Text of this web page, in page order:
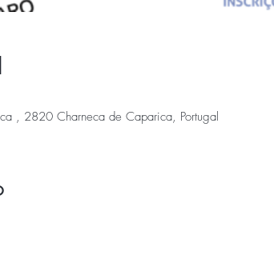
, 2820 Charneca de Caparica, Portugal